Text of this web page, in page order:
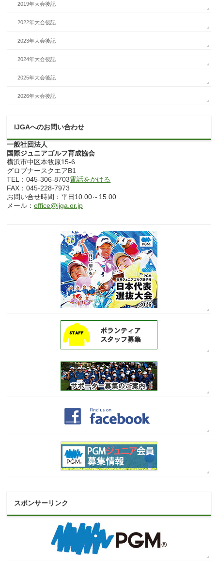
2019年大会後記
2022年大会後記
2023年大会後記
2024年大会後記
2025年大会後記
2026年大会後記
IJGAへのお問い合わせ
一般社団法人
国際ジュニアゴルフ育成協会
横浜市中区本牧原15-6
グロブナースクエアB1
TEL：045-306-8703電話をかける
FAX：045-228-7973
お問い合せ時間：平日10:00～15:00
メール：office@ijga.or.jp
スポンサーリンク